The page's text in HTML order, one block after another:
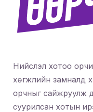
Нийслэл хотоо
хөгжлийн замналд
орчныг сайжруулж
суурилсан хотын